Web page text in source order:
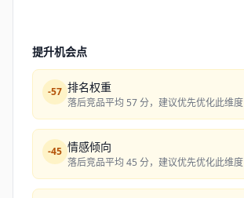
提升机会点
-57 排名权重
落后竞品平均 57 分，建议优先优化此维度
-45 情感倾向
落后竞品平均 45 分，建议优先优化此维度